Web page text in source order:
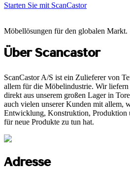
Starten Sie mit ScanCastor
Möbellösungen für den globalen Markt.
Über Scancastor
ScanCastor A/S ist ein Zulieferer von
allem für die Möbelindustrie. Wir liefern
direkt aus unserem großen Lager in
auch vielen unserer Kunden mit allem,
Entwicklung, Konstruktion, Produktion
für neue Produkte zu tun hat.
Adresse